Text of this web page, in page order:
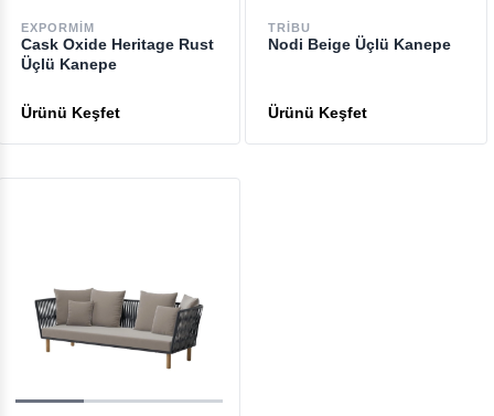
EXPORMIM
Cask Oxide Heritage Rust
Üçlü Kanepe
TRIBU
Nodi Beige Üçlü Kanepe